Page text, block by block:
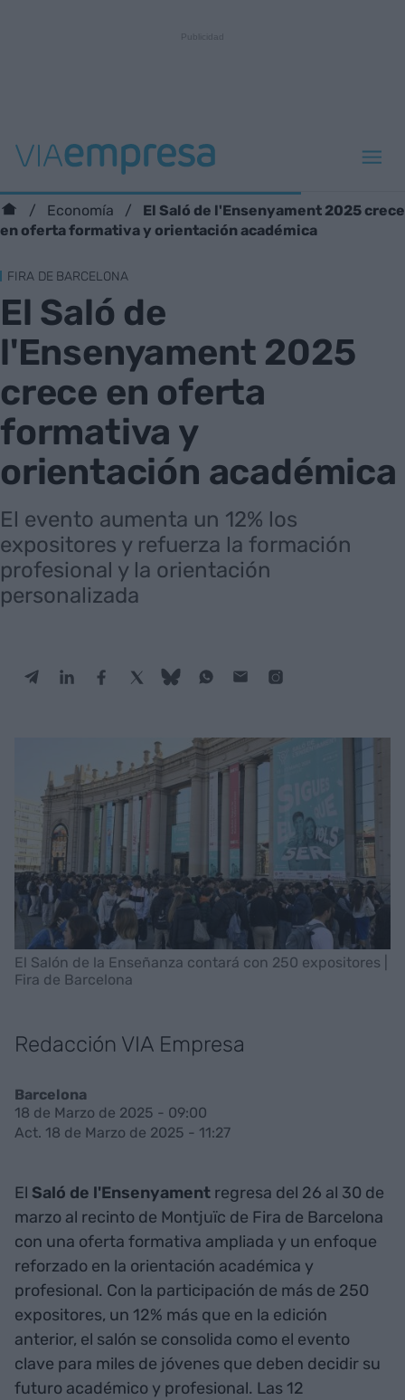
Economía
El Saló de l'Ensenyament 2025 crece
en oferta formativa y orientación académica
FIRA DE BARCELONA
El Saló de
l'Ensenyament 2025
crece en oferta
formativa y
orientación académica
El evento aumenta un 12% los
expositores y refuerza la formación
profesional y la orientación
personalizada
El Salón de la Enseñanza contará con 250 expositores |
Fira de Barcelona
Redacción VIA Empresa
Barcelona
18 de Marzo de 2025 - 09:00
Act. 18 de Marzo de 2025 - 11:27
El Saló de l'Ensenyament regresa del 26 al 30 de
marzo al recinto de Montjuïc de Fira de Barcelona
con una oferta formativa ampliada y un enfoque
reforzado en la orientación académica y
profesional. Con la participación de más de 250
expositores, un 12% más que en la edición
anterior, el salón se consolida como el evento
clave para miles de jóvenes que deben decidir su
futuro académico y profesional. Las 12